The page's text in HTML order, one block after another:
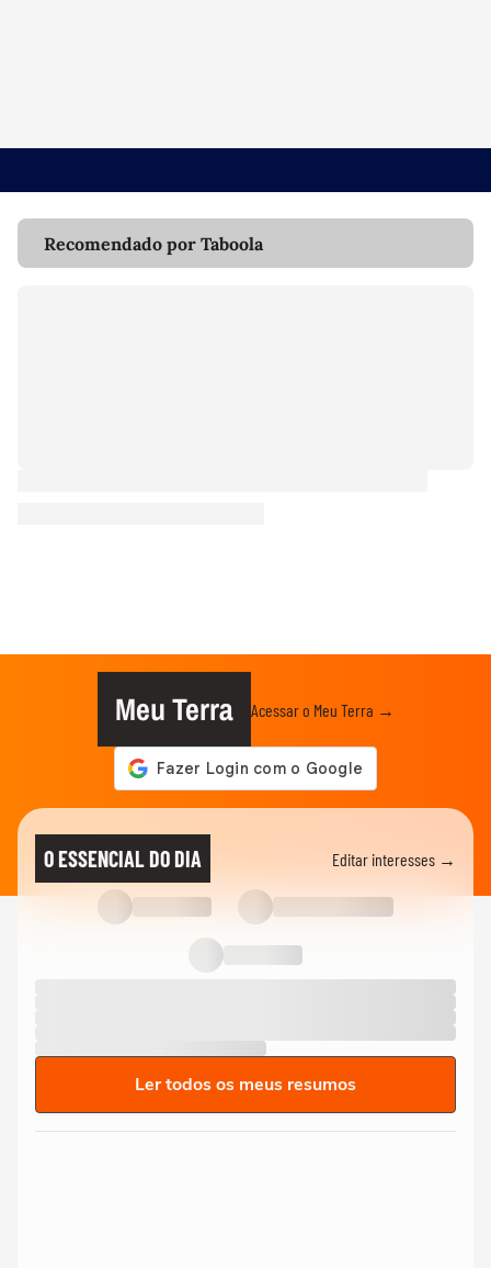
Recomendado por Taboola
Meu Terra Acessar o Meu Terra →
O ESSENCIAL DO DIA Editar interesses →
Ler todos os meus resumos